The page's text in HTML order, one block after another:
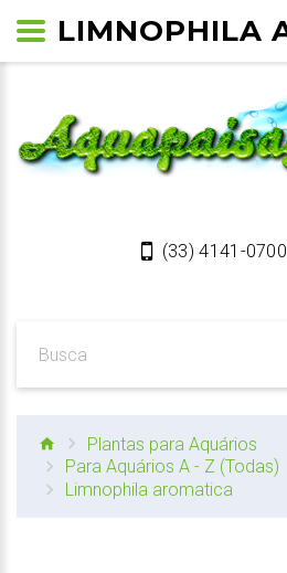
(33) 4141-0700
Plantas para Aquários
Para Aquários A - Z (Todas)
Limnophila aromatica